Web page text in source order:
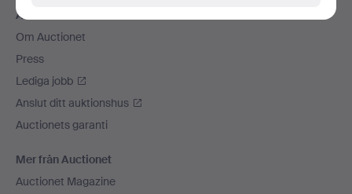
Auctionet
Om Auctionet
Press
Lediga jobb
Anslut ditt auktionshus
Auctionets garanti
Mer från Auctionet
Auctionet Magazine